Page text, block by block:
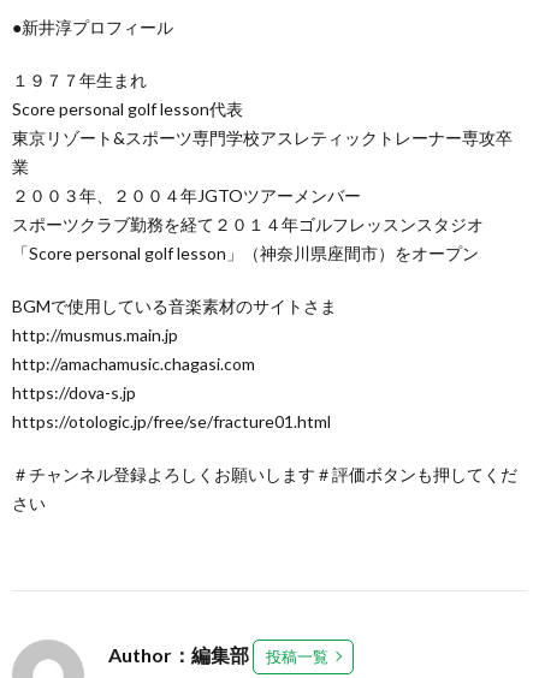
●新井淳プロフィール
１９７７年生まれ
Score personal golf lesson代表
東京リゾート&スポーツ専門学校アスレティックトレーナー専攻卒
業
２００３年、２００４年JGTOツアーメンバー
スポーツクラブ勤務を経て２０１４年ゴルフレッスンスタジオ
「Score personal golf lesson」（神奈川県座間市）をオープン
BGMで使用している音楽素材のサイトさま
http://musmus.main.jp
http://amachamusic.chagasi.com
https://dova-s.jp
https://otologic.jp/free/se/fracture01.html
＃チャンネル登録よろしくお願いします＃評価ボタンも押してくだ
さい
Author：編集部 投稿一覧